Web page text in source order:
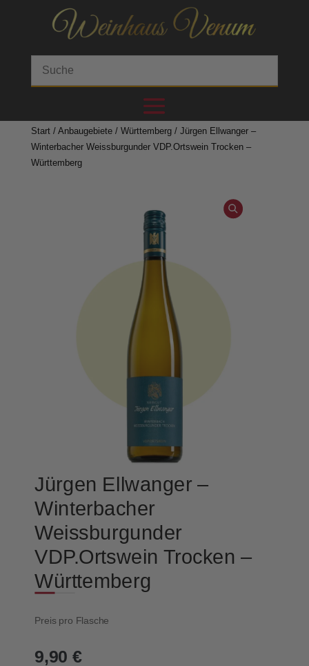
Start/ Anbaugebiete/ Württemberg/ Jürgen Ellwanger –
Winterbacher Weissburgunder VDP.Ortswein Trocken –
Württemberg
Jürgen Ellwanger –
Winterbacher
Weissburgunder
VDP.Ortswein Trocken –
Württemberg
Preis pro Flasche
9,90 €